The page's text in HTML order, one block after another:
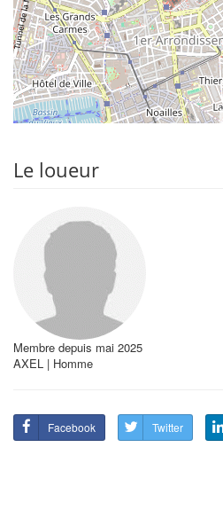
Le loueur
Membre depuis mai 2025
AXEL | Homme
Facebook Twitter